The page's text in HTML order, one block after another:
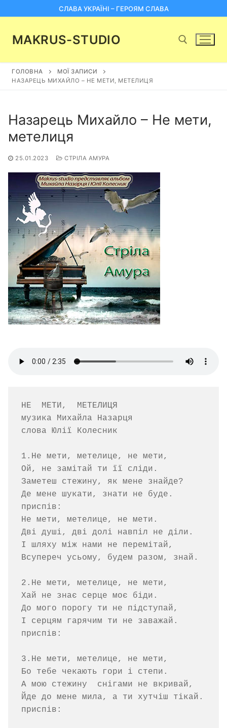
до
СЛАВА УКРАЇНІ – ГЕРОЯМ СЛАВА
MAKRUS-STUDIO
Пошук:
ГОЛОВНА
МОЇ ЗАПИСИ
НАЗАРЕЦЬ МИХАЙЛО – НЕ МЕТИ, МЕТЕЛИЦЯ
Назарець Михайло – Не мети,
метелиця
25.01.2023 СТРІЛА АМУРА
НЕ  МЕТИ,  МЕТЕЛИЦЯ
музика Михайла Назарця
слова Юлії Колесник
1.Не мети, метелице, не мети,
Ой, не замітай ти її сліди.
Заметеш стежину, як мене знайде?
Де мене шукати, знати не буде.
приспів:
Не мети, метелице, не мети.
Дві душі, дві долі навпіл не діли.
І шляху між нами не перемітай,
Всупереч усьому, будем разом, знай.
2.Не мети, метелице, не мети,
Хай не знає серце моє біди.
До мого порогу ти не підступай,
І серцям гарячим ти не заважай.
приспів:
3.Не мети, метелице, не мети,
Бо тебе чекають гори і степи.
А мою стежину  снігами не вкривай,
Йде до мене мила, а ти хутчіш тікай.